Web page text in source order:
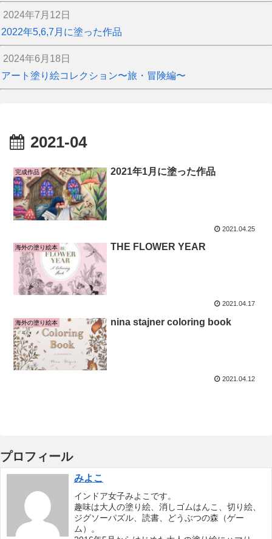
2024年7月12日
2022年5,6,7月に塗った作品
2024年6月18日
アート塗り絵コレクション〜旅・冒険編〜
2021-04
完成作品 2021年1月に塗った作品
2021.04.25
海外の塗り絵本 THE FLOWER YEAR
2021.04.17
海外の塗り絵本 nina stajner coloring book
2021.04.12
プロフィール
みよこ
インドア女子みよこです。
趣味は大人の塗り絵、消しゴムはんこ、切り絵、
ジグソーパズル、読書、どうぶつの森（ゲー
ム）。